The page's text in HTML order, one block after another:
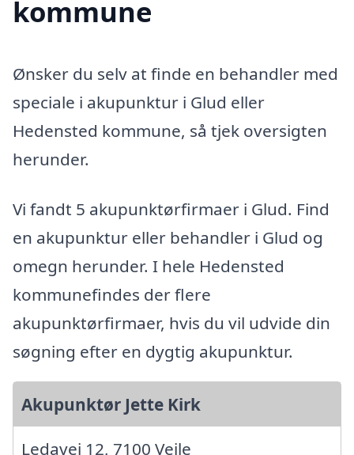
kommune
Ønsker du selv at finde en behandler med
speciale i akupunktur i Glud eller
Hedensted kommune, så tjek oversigten
herunder.
Vi fandt 5 akupunktørfirmaer i Glud. Find
en akupunktur eller behandler i Glud og
omegn herunder. I hele Hedensted
kommunefindes der flere
akupunktørfirmaer, hvis du vil udvide din
søgning efter en dygtig akupunktur.
Akupunktør Jette Kirk
Ledavej 12, 7100 Vejle